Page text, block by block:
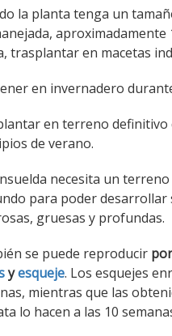
la planta tenga un
aproximadamente
trasplantar en macetas
en invernadero
en terreno definitivo
de verano.
necesita un
para poder desarrollar
gruesas y profundas.
se puede reproducir
yesqueje. Los esquejes
mientras que las
lo hacen a las 10